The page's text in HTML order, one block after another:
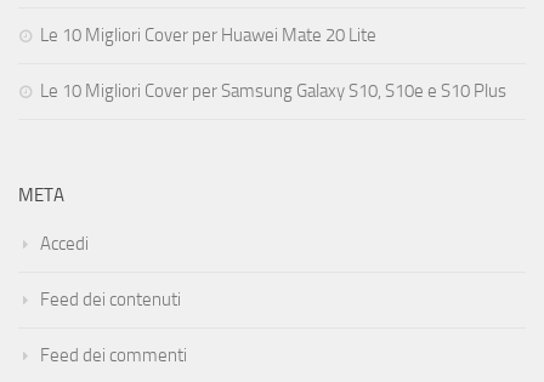
Le 10 Migliori Cover per Huawei Mate 20 Lite
Le 10 Migliori Cover per Samsung Galaxy S10, S10e e S10 Plus
META
Accedi
Feed dei contenuti
Feed dei commenti